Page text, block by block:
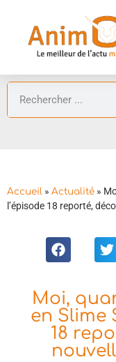
Accueil » Actualité »
l’épisode 18 reporté,
Moi,
en Slime
18